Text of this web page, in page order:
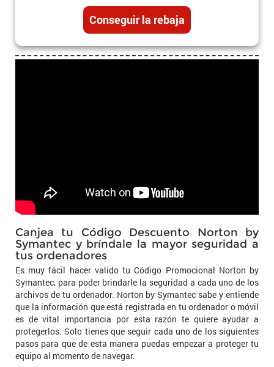
Conseguir la rebaja
Canjea tu Código Descuento Norton by
Symantec y bríndale la mayor seguridad a
tus ordenadores
Es muy fácil hacer valido tu Código Promocional Norton by
Symantec, para poder brindarle la seguridad a cada uno de los
archivos de tu ordenador. Norton by Symantec sabe y entiende
que la información que está registrada en tu ordenador o móvil
es de vital importancia por esta razón te quiere ayudar a
protegerlos. Solo tienes que seguir cada uno de los siguientes
pasos para que de esta manera puedas empezar a proteger tu
equipo al momento de navegar.